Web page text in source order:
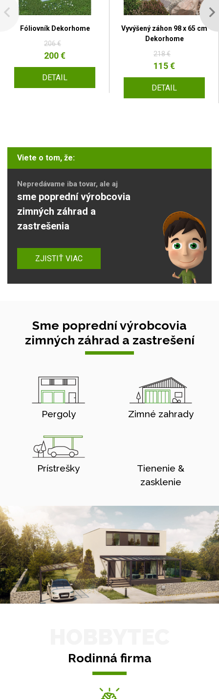
Fóliovník Dekorhome
206 €
200 €
DETAIL
Vyvýšený záhon 98 x 65 cm
Dekorhome
218 €
115 €
DETAIL
Viete o tom, že:
Nepredávame iba tovar, ale aj
sme poprední výrobcovia
zimných záhrad a
zastrešenia
ZJISTIŤ VIAC
Sme poprední výrobcovia
zimných záhrad a zastrešení
Pergoly Zimné zahrady
Prístrešky
Tienenie &
zasklenie
Rodinná firma